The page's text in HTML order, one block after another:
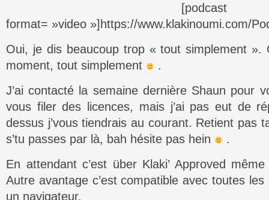
[podcast
format= »video »]https://www.klakinoumi.com/
Oui, je dis beaucoup trop « tout simplement ».
moment, tout simplement
.
J’ai contacté la semaine dernière Shaun pour
vous filer des licences, mais j’ai pas eut de
dessus j’vous tiendrais au courant. Retient pas
s’tu passes par là, bah hésite pas hein
.
En attendant c’est über Klaki’ Approved
Autre avantage c’est compatible avec toutes
un navigateur.